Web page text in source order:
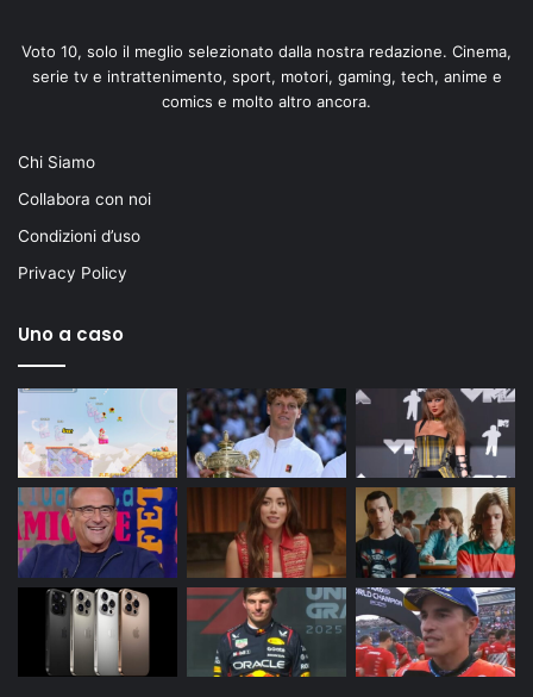
Voto 10, solo il meglio selezionato dalla nostra redazione. Cinema,
serie tv e intrattenimento, sport, motori, gaming, tech, anime e
comics e molto altro ancora.
Chi Siamo
Collabora con noi
Condizioni d’uso
Privacy Policy
Uno a caso